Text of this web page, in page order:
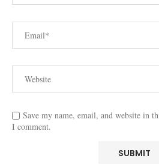
Save my name, email, and website in
I comment.